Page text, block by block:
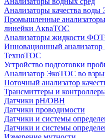
Анализаторы качества воды
Промышленные анализаторы
линейки АкваТОС
Анализаторы жидкости
Инновационный
ТехноТОС
Устройство подготовки
Анализатор ЭкоТОС во
Поточный анализатор
Трансмиттеры и
Датчики рН/ОВН
Датчики проводимости
Датчики и системы
Датчики и системы